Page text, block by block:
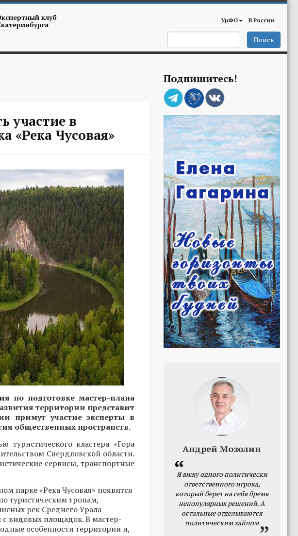
клуб УрФО В России
Поиск
участие в
«Река Чусовая»
по подготовке мастер-плана
территории представит
примут участие эксперты в
общественных пространств.
туристического кластера «Гора
Свердловской области.
сервисы, транспортные
парке «Река Чусовая» появится
туристическим тропам,
рек Среднего Урала –
с видовых площадок. В мастер-
особенности территории и,
Подпишитесь!
Андрей Мозолин
Я вижу одного политически
ответственного игрока,
который берет на себя бремя
непопулярных решений. А
остальные отделываются
политическим хайпом